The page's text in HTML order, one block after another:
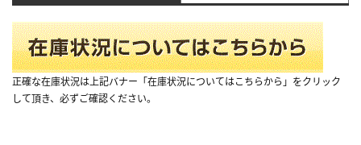
正確な在庫状況は上記バナー「在庫状況についてはこちらから」をクリック
して頂き、必ずご確認ください。